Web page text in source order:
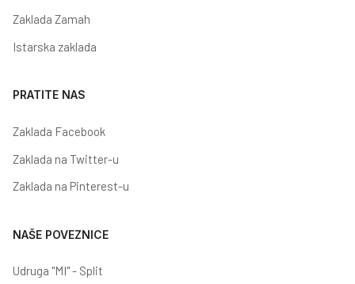
Zaklada Zamah
Istarska zaklada
PRATITE NAS
Zaklada Facebook
Zaklada na Twitter-u
Zaklada na Pinterest-u
NAŠE POVEZNICE
Udruga "MI" - Split